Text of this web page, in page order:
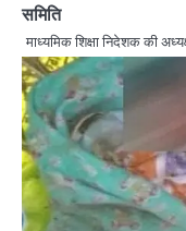
समिति
माध्यमिक शिक्षा निदेशक की